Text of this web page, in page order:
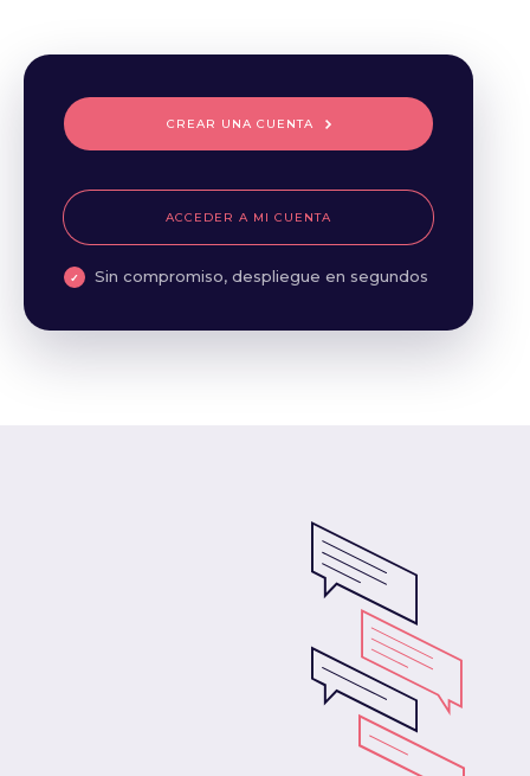
CREAR UNA CUENTA
ACCEDER A MI CUENTA
Sin compromiso, despliegue en segundos